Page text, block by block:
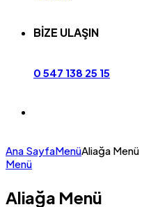
BİZE ULAŞIN
0 547 138 25 15
Ana SayfaMenüAliağa Menü
Menü
Aliağa Menü